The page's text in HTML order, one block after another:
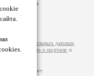
возможна
за
на
персональных данных
информацию о портале и
100 тысяч